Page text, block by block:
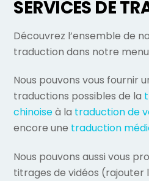
SERVICES DE
Découvrez l’ensemble de
traduction dans notre
Nous pouvons vous fournir
traductions possibles de la
chinoiseà la traduction de
encore une traduction
Nous pouvons aussi vous
titrages de vidéos (rajouter